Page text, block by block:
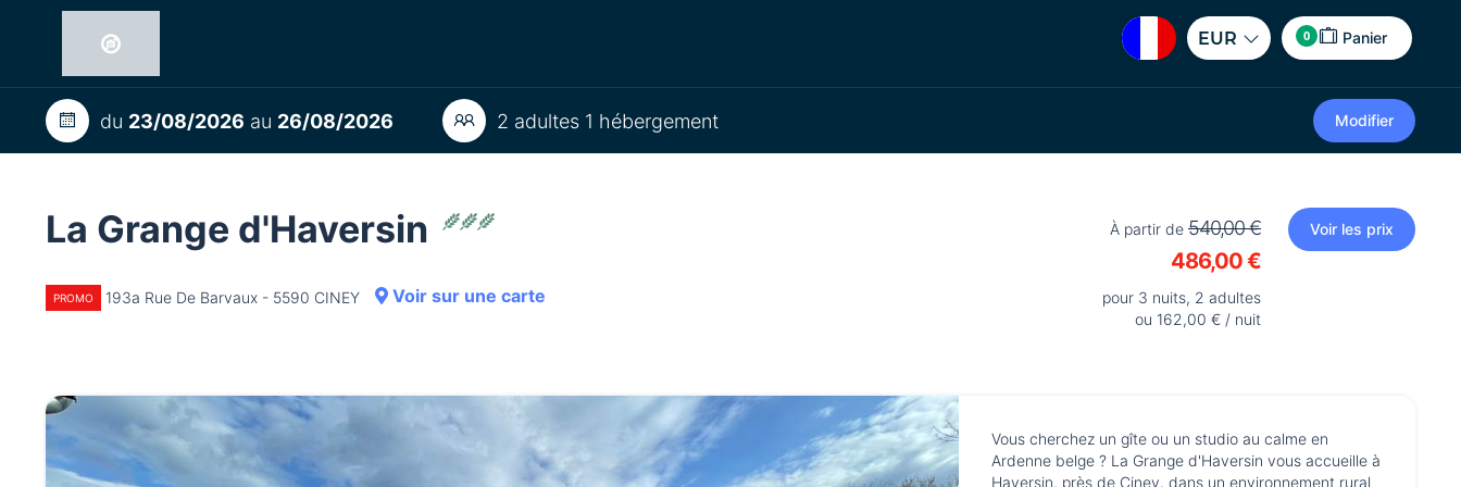
EUR 0 Panier
du 23/08/2026 au 26/08/2026 2 adultes 1 hébergement Modifier
La Grange d'Haversin
PROMO 193a Rue De Barvaux - 5590 CINEY Voir sur une carte
À partir de 540,00 €
486,00 €
pour 3 nuits, 2 adultes
ou 162,00 € / nuit
Voir les prix
Vous cherchez un gîte ou un studio au calme en
Ardenne belge ? La Grange d'Haversin vous accueille à
Haversin, près de Ciney, dans un environnement rural